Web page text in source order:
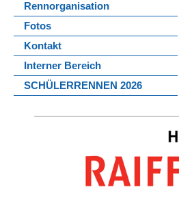
Rennorganisation
Fotos
Kontakt
Interner Bereich
SCHÜLERRENNEN 2026